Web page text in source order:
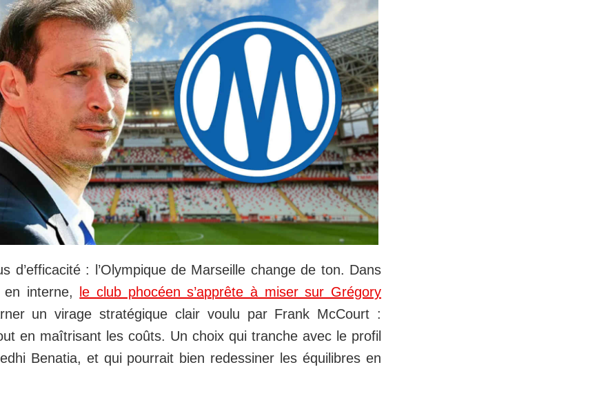
d’efficacité : l’Olympique de Marseille change de ton. Dans
interne,
le club phocéen s’apprête à miser sur Grégory
un virage stratégique clair voulu par Frank McCourt :
en maîtrisant les coûts. Un choix qui tranche avec le profil
Benatia, et qui pourrait bien redessiner les équilibres en